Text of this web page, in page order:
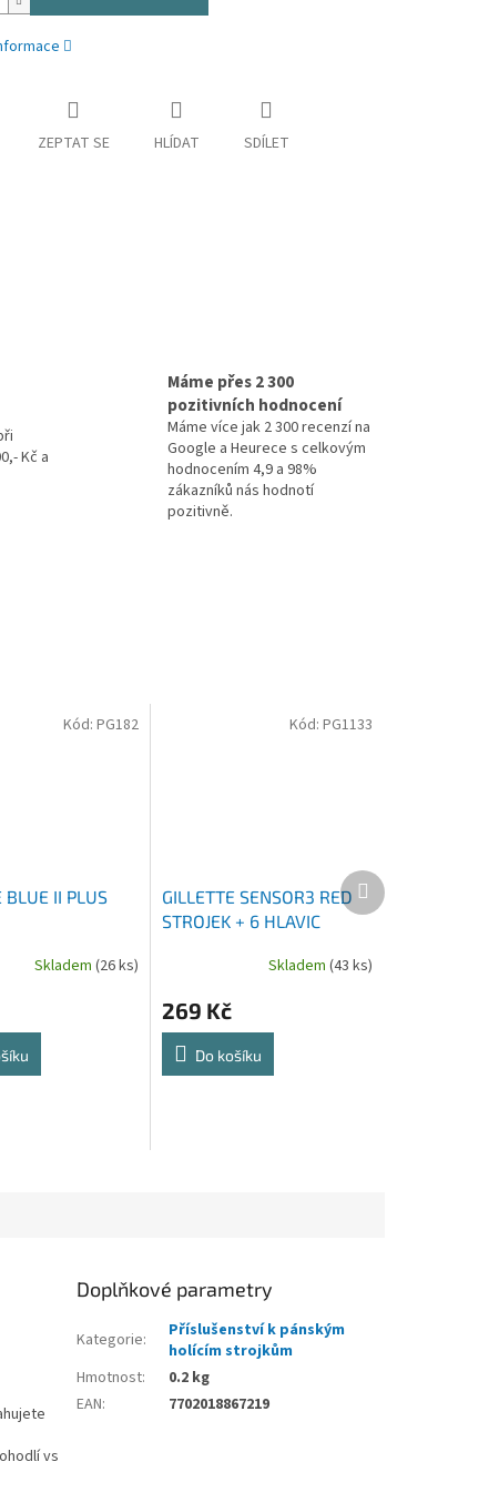
ZEPTAT SE HLÍDAT SDÍLET
Kč a
Máme přes 2 300
pozitivních hodnocení
Máme více jak 2 300 recenzí na
Google a Heurece s celkovým
hodnocením 4,9 a 98%
zákazníků nás hodnotí
pozitivně.
BLUE II PLUS
Skladem(26 ks)
Kód:PG182
GILLETTE SENSOR3 RED
STROJEK + 6 HLAVIC
Skladem (43 ks)
269 Kč
Do košíku
Kód: PG1133
Další
produkt
vs
Doplňkové parametry
Kategorie:
Příslušenství k pánským
holícím strojkům
Hmotnost:
0.2 kg
EAN: 7702018867219